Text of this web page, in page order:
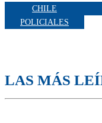
CHILE
POLICIALES
LAS MÁS